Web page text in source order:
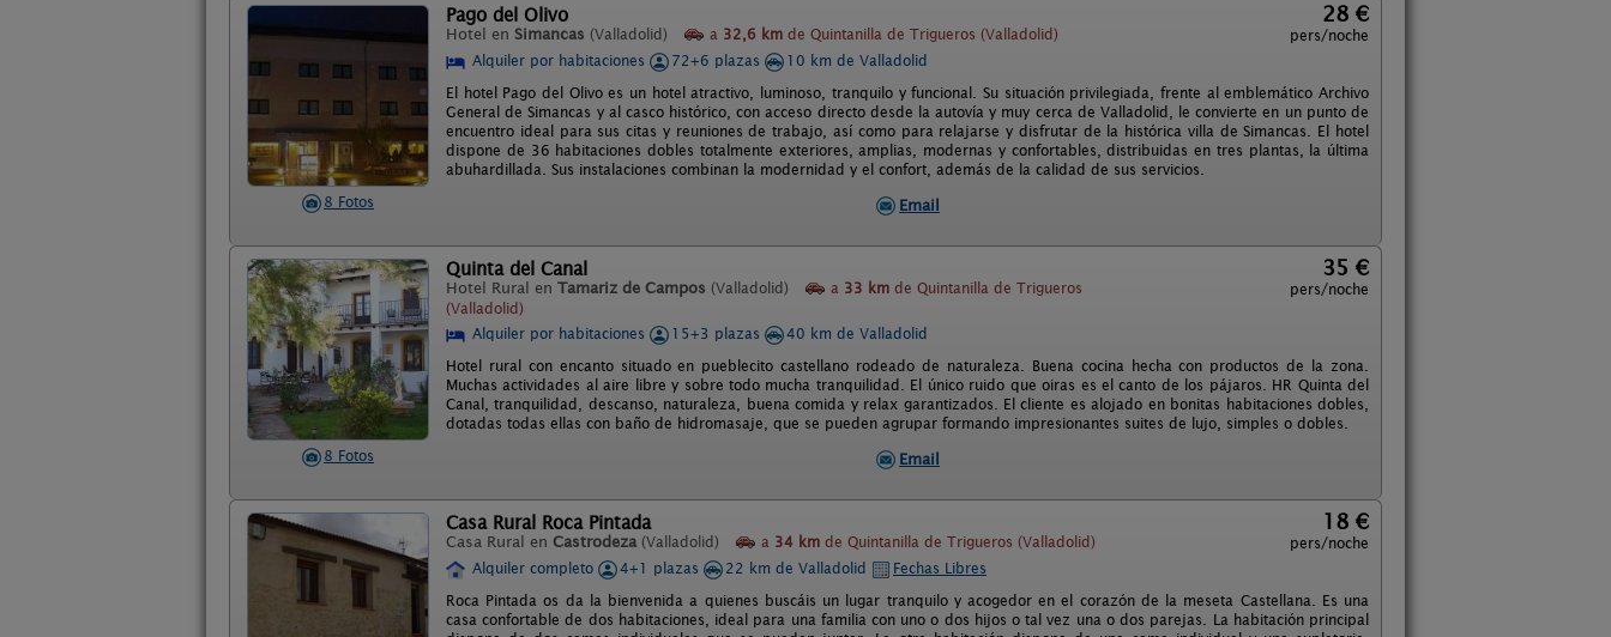
8 Fotos
Pago del Olivo
Hotel en Simancas (Valladolid) a 32,6 km de Quintanilla de Trigueros (Valladolid)
28 €
pers/noche
Alquiler por habitaciones
72+6 plazas
10 km de Valladolid
El hotel Pago del Olivo es un hotel atractivo, luminoso, tranquilo y funcional. Su situación privilegiada, frente al emblemático Archivo
General de Simancas y al casco histórico, con acceso directo desde la autovía y muy cerca de Valladolid, le convierte en un punto de
encuentro ideal para sus citas y reuniones de trabajo, así como para relajarse y disfrutar de la histórica villa de Simancas. El hotel
dispone de 36 habitaciones dobles totalmente exteriores, amplias, modernas y confortables, distribuidas en tres plantas, la última
abuhardillada. Sus instalaciones combinan la modernidad y el confort, además de la calidad de sus servicios.
Email
8 Fotos
Quinta del Canal
Hotel Rural en Tamariz de Campos (Valladolid) a 33 km de Quintanilla de Trigueros
(Valladolid)
35 €
pers/noche
Alquiler por habitaciones 15+3 plazas
40 km de Valladolid
Hotel rural con encanto situado en pueblecito castellano rodeado de naturaleza. Buena cocina hecha con productos de la zona.
Muchas actividades al aire libre y sobre todo mucha tranquilidad. El único ruido que oiras es el canto de los pájaros. HR Quinta del
Canal, tranquilidad, descanso, naturaleza, buena comida y relax garantizados. El cliente es alojado en bonitas habitaciones dobles,
dotadas todas ellas con baño de hidromasaje, que se pueden agrupar formando impresionantes suites de lujo, simples o dobles.
Email
Casa Rural Roca Pintada
Casa Rural en Castrodeza (Valladolid) a 34 km de Quintanilla de Trigueros (Valladolid)
18 €
pers/noche
Alquiler completo
4+1 plazas 22 km de Valladolid
Fechas Libres
Roca Pintada os da la bienvenida a quienes buscáis un lugar tranquilo y acogedor en el corazón de la meseta Castellana. Es una
casa confortable de dos habitaciones, ideal para una familia con uno o dos hijos o tal vez una o dos parejas. La habitación principal